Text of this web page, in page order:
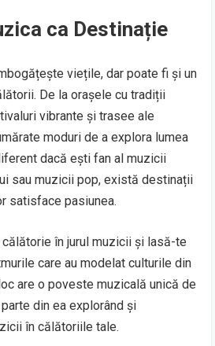
ca Destinație
viețile, dar poate fi și un
De la orașele cu tradiții
vibrante și trasee ale
moduri de a explora lumea
dacă ești fan al muzicii
sau muzicii pop, există destinații
satisface pasiunea.
în jurul muzicii și lasă-te
care au modelat culturile din
are o poveste muzicală unică de
din ea explorând și
în călătoriile tale.